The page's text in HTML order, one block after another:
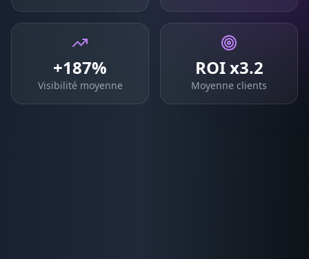
+187%
Visibilité moyenne
ROI x3.2
Moyenne clients